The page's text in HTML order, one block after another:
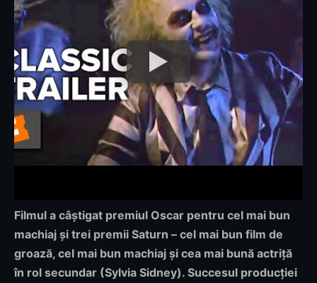
Filmul a câștigat premiul Oscar pentru cel mai bun
machiaj și trei premii Saturn – cel mai bun film de
groază, cel mai bun machiaj și cea mai bună actriță
în rol secundar (Sylvia Sidney). Succesul producției